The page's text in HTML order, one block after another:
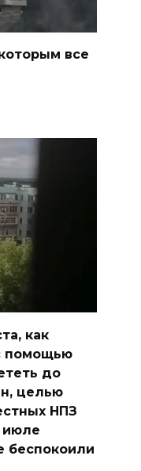
все
как
помощью
до
целью
НПЗ
июле
беспокоили